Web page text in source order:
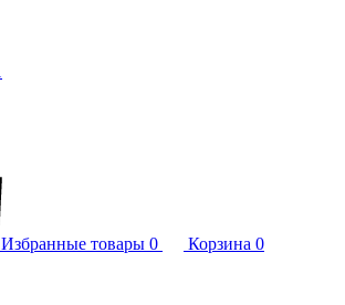
Избранные товары 0 Корзина 0